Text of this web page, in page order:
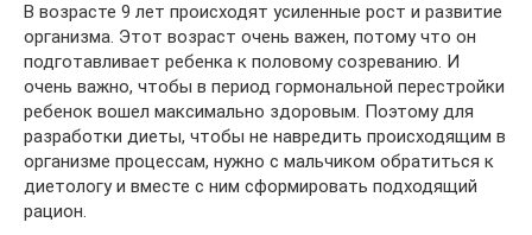
В возрасте 9 лет происходят усиленные рост и развитие
организма. Этот возраст очень важен, потому что он
подготавливает ребенка к половому созреванию. И
очень важно, чтобы в период гормональной перестройки
ребенок вошел максимально здоровым. Поэтому для
разработки диеты, чтобы не навредить происходящим в
организме процессам, нужно с мальчиком обратиться к
диетологу и вместе с ним сформировать подходящий
рацион.